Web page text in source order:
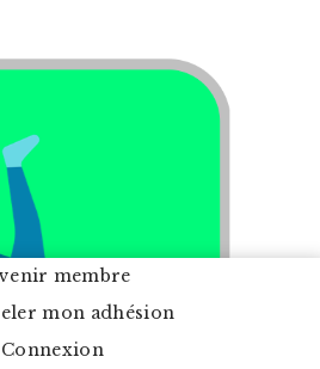
membre
mon adhésion
Connexion